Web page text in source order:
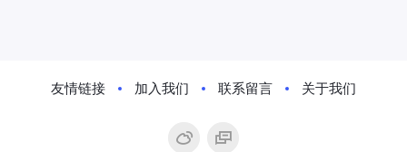
友情链接 加入我们 联系留言 关于我们